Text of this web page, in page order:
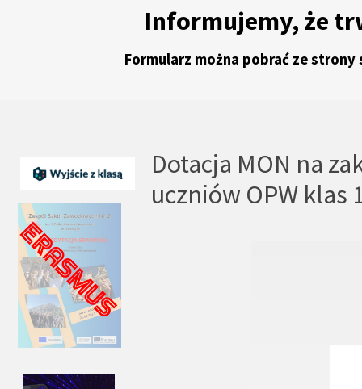
Informujemy, że
Formularz można pobrać ze strony
Dotacja MON na
uczniów OPW klas